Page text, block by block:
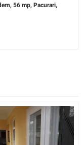
56 mp, Pacurari,